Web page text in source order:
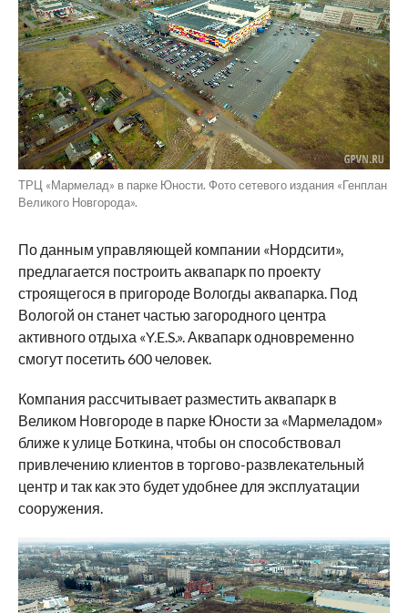
ТРЦ «Мармелад» в парке Юности. Фото сетевого издания «Генплан
Великого Новгорода».
По данным управляющей компании «Нордсити»,
предлагается построить аквапарк по проекту
строящегося в пригороде Вологды аквапарка. Под
Вологой он станет частью загородного центра
активного отдыха «Y.E.S.». Аквапарк одновременно
смогут посетить 600 человек.
Компания рассчитывает разместить аквапарк в
Великом Новгороде в парке Юности за «Мармеладом»
ближе к улице Боткина, чтобы он способствовал
привлечению клиентов в торгово-развлекательный
центр и так как это будет удобнее для эксплуатации
сооружения.